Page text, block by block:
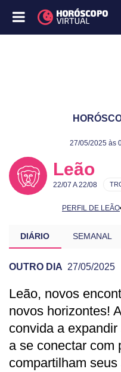
Publicado:
27/05/2025
Atualizado:
27/05/2025
27/05/2025 às
Leão
22/07 A 22/08
PERFIL DE LEÃO
DIÁRIO SEMANAL
OUTRO DIA 27/05/2025
PREVISÃO DE
Leão, novos
novos horizontes!
convida a
a se conectar com
compartilham